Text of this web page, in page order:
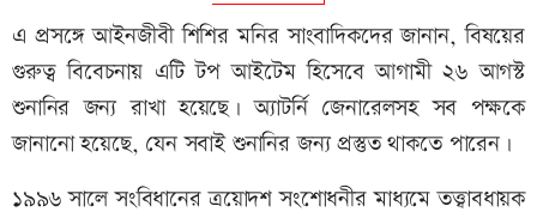
এ প্রসঙ্গে আইনজীবী শিশির মনির সাংবাদিকদের জানান, বিষয়ের
গুরুত্ব বিবেচনায় এটি টপ আইটেম হিসেবে আগামী ২৬ আগস্ট
শুনানির জন্য রাখা হয়েছে। অ্যাটর্নি জেনারেলসহ সব পক্ষকে
জানানো হয়েছে, যেন সবাই শুনানির জন্য প্রস্তুত থাকতে পারেন।
১৯৯৬ সালে সংবিধানের ত্রয়োদশ সংশোধনীর মাধ্যমে তত্ত্বাবধায়ক